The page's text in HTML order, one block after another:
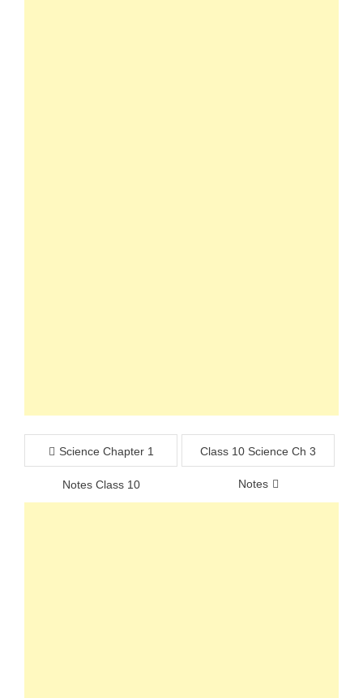
Post
navigation
Science Chapter 1
Notes Class 10
Class 10 Science Ch 3
Notes